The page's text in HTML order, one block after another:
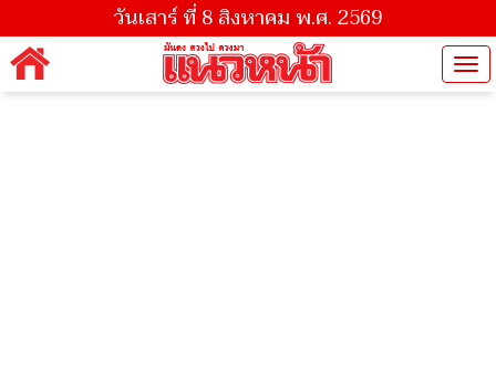
วันเสาร์ ที่ 8 สิงหาคม พ.ศ. 2569